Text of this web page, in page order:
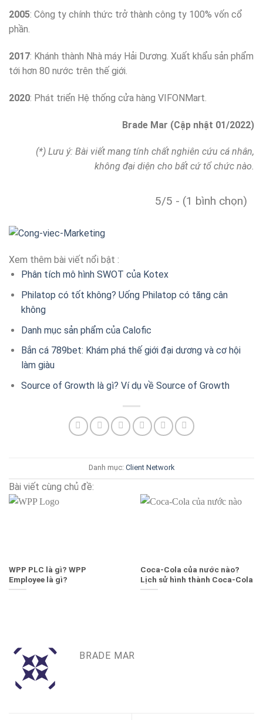
2005: Công ty chính thức trở thành công ty 100% vốn cổ
phần.
2017: Khánh thành Nhà máy Hải Dương. Xuất khẩu sản phẩm
tới hơn 80 nước trên thế giới.
2020: Phát triển Hệ thống cửa hàng VIFONMart.
Brade Mar (Cập nhật 01/2022)
(*) Lưu ý: Bài viết mang tính chất nghiên cứu cá nhân,
không đại diện cho bất cứ tổ chức nào.
5/5 - (1 bình chọn)
Xem thêm bài viết nổi bật :
Phân tích mô hình SWOT của Kotex
Philatop có tốt không? Uống Philatop có tăng cân
không
Danh mục sản phẩm của Calofic
Bắn cá 789bet: Khám phá thế giới đại dương và cơ hội
làm giàu
Source of Growth là gì? Ví dụ về Source of Growth
Danh mục: Client Network
Bài viết cùng chủ đề:
WPP PLC là gì? WPP
Employee là gì?
Coca-Cola của nước nào?
Lịch sử hình thành Coca-Cola
BRADE MAR